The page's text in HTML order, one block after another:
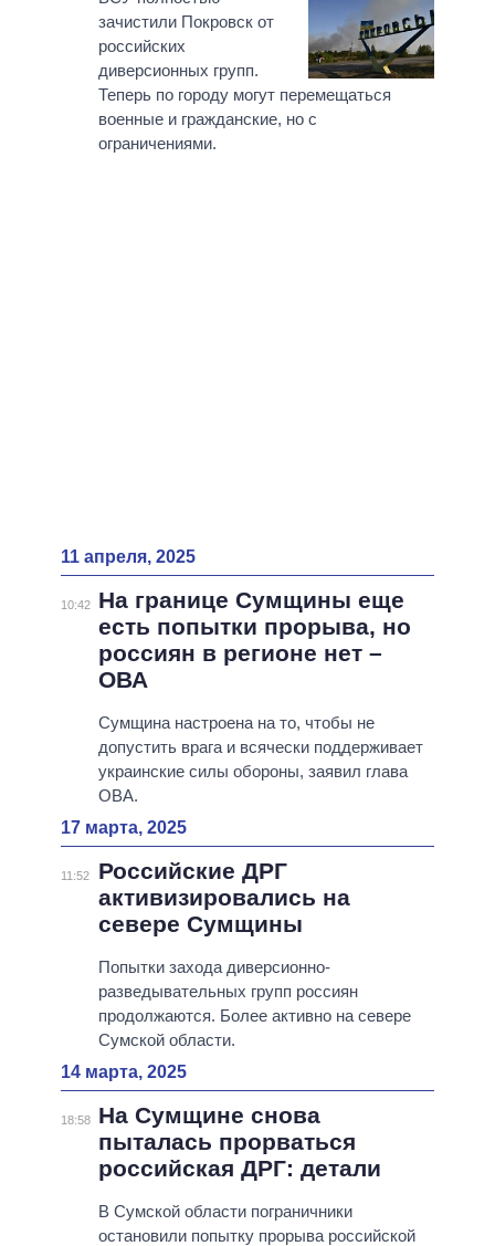
зачистили Покровск от
российских
диверсионных групп.
Теперь по городу могут перемещаться
военные и гражданские, но с
ограничениями.
11 апреля, 2025
10:42
На границе Сумщины еще
есть попытки прорыва, но
россиян в регионе нет –
ОВА
Сумщина настроена на то, чтобы не
допустить врага и всячески поддерживает
украинские силы обороны, заявил глава
ОВА.
17 марта, 2025
11:52
Российские ДРГ
активизировались на
севере Сумщины
Попытки захода диверсионно-
разведывательных групп россиян
продолжаются. Более активно на севере
Сумской области.
14 марта, 2025
18:58
На Сумщине снова
пыталась прорваться
российская ДРГ: детали
В Сумской области пограничники
остановили попытку прорыва российской